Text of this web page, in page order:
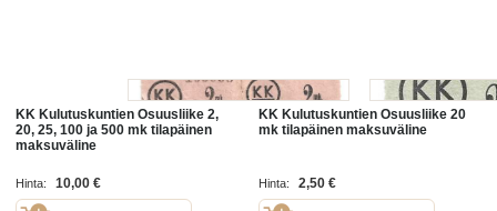
KK Kulutuskuntien Osuusliike 2,
20, 25, 100 ja 500 mk tilapäinen
maksuväline
Hinta: 10,00 €
KK Kulutuskuntien Osuusliike 20
mk tilapäinen maksuväline
Hinta: 2,50 €